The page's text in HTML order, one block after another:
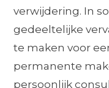
verwijdering. In
gedeeltelijke
te maken voor
permanente
persoonlijk